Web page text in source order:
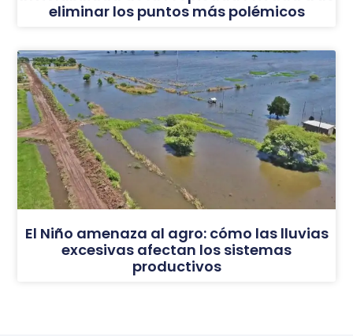
eliminar los puntos más polémicos
El Niño amenaza al agro: cómo las lluvias
excesivas afectan los sistemas
productivos